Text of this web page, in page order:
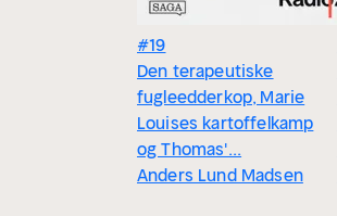
#19
Den terapeutiske
fugleedderkop, Marie
Louises kartoffelkamp
og Thomas'...
Anders Lund Madsen